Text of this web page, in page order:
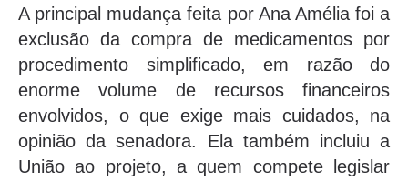
A principal mudança feita por Ana Amélia foi a
exclusão da compra de medicamentos por
procedimento simplificado, em razão do
enorme volume de recursos financeiros
envolvidos, o que exige mais cuidados, na
opinião da senadora. Ela também incluiu a
União ao projeto, a quem compete legislar